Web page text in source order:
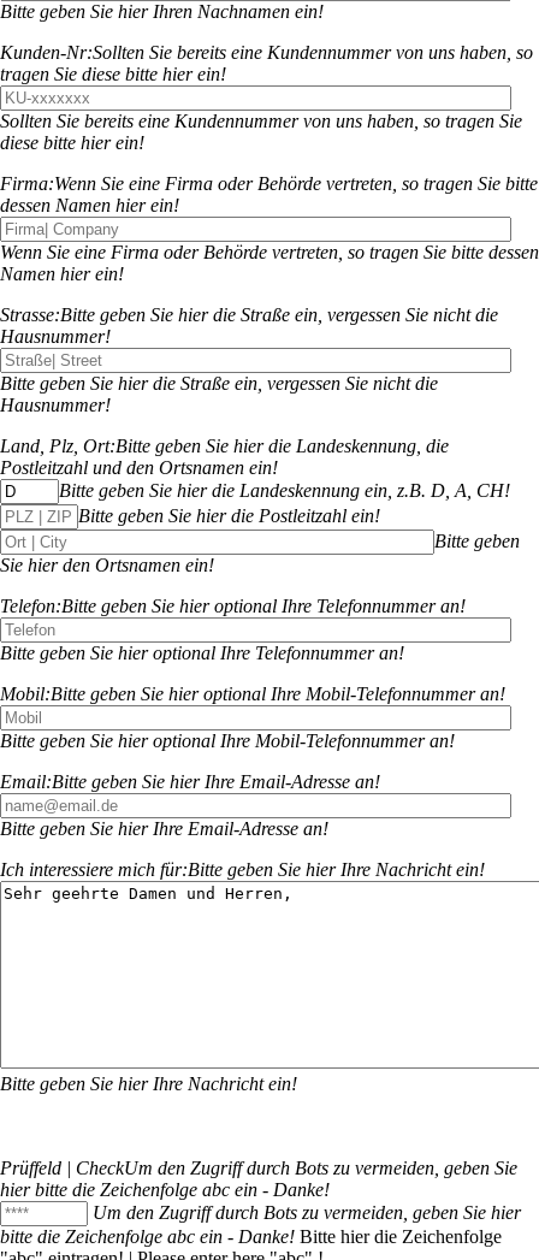
Bitte geben Sie hier Ihren Nachnamen ein!
Kunden-Nr:Sollten Sie bereits eine Kundennummer von uns haben, so
tragen Sie diese bitte hier ein!
Sollten Sie bereits eine Kundennummer von uns haben, so tragen Sie
diese bitte hier ein!
Firma:Wenn Sie eine Firma oder Behörde vertreten, so tragen Sie bitte
dessen Namen hier ein!
Wenn Sie eine Firma oder Behörde vertreten, so tragen Sie bitte dessen
Namen hier ein!
Strasse:Bitte geben Sie hier die Straße ein, vergessen Sie nicht die
Hausnummer!
Bitte geben Sie hier die Straße ein, vergessen Sie nicht die
Hausnummer!
Land, Plz, Ort:Bitte geben Sie hier die Landeskennung, die
Postleitzahl und den Ortsnamen ein!
Bitte geben Sie hier die Landeskennung ein, z.B. D, A, CH!
Bitte geben Sie hier die Postleitzahl ein!
Bitte geben
Sie hier den Ortsnamen ein!
Telefon:Bitte geben Sie hier optional Ihre Telefonnummer an!
Bitte geben Sie hier optional Ihre Telefonnummer an!
Mobil:Bitte geben Sie hier optional Ihre Mobil-Telefonnummer an!
Bitte geben Sie hier optional Ihre Mobil-Telefonnummer an!
Email:Bitte geben Sie hier Ihre Email-Adresse an!
Bitte geben Sie hier Ihre Email-Adresse an!
Ich interessiere mich für:Bitte geben Sie hier Ihre Nachricht ein!
Bitte geben Sie hier Ihre Nachricht ein!
Prüffeld | CheckUm den Zugriff durch Bots zu vermeiden, geben Sie
hier bitte die Zeichenfolge abc ein - Danke!
Um den Zugriff durch Bots zu vermeiden, geben Sie hier
bitte die Zeichenfolge abc ein - Danke! Bitte hier die Zeichenfolge